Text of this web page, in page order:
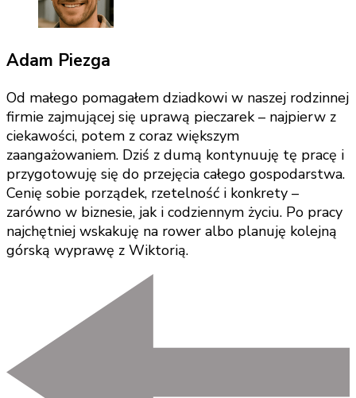
Adam Piezga
Od małego pomagałem dziadkowi w naszej rodzinnej
firmie zajmującej się uprawą pieczarek – najpierw z
ciekawości, potem z coraz większym
zaangażowaniem. Dziś z dumą kontynuuję tę pracę i
przygotowuję się do przejęcia całego gospodarstwa.
Cenię sobie porządek, rzetelność i konkrety –
zarówno w biznesie, jak i codziennym życiu. Po pracy
najchętniej wskakuję na rower albo planuję kolejną
górską wyprawę z Wiktorią.